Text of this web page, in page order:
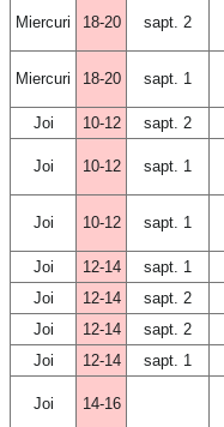
Miercuri 18-20 sapt. 2
Miercuri 18-20 sapt. 1
Joi 10-12 sapt. 2
Joi 10-12 sapt. 1
Joi 10-12 sapt. 1
Joi 12-14 sapt. 1
Joi
12-14 sapt. 2
Joi
12-14 sapt. 2
Joi
12-14 sapt. 1
Joi 14-16